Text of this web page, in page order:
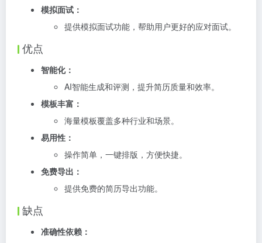
模拟面试：
提供模拟面试功能，帮助用户更好的应对面试。
优点
智能化：
AI智能生成和评测，提升简历质量和效率。
模板丰富：
海量模板覆盖多种行业和场景。
易用性：
操作简单，一键排版，方便快捷。
免费导出：
提供免费的简历导出功能。
缺点
准确性依赖：